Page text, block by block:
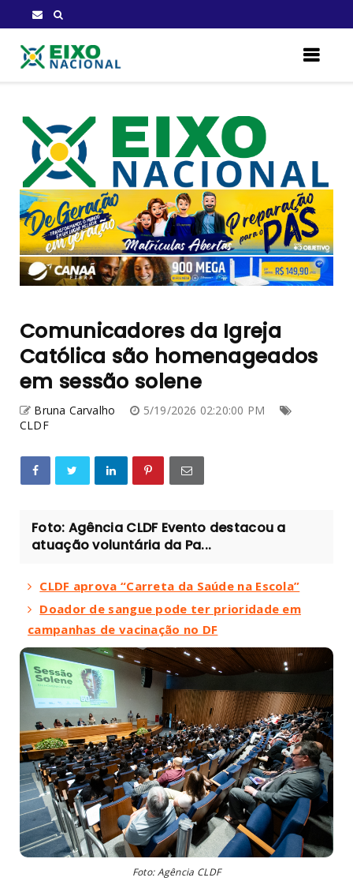
Comunicadores da Igreja
Católica são homenageados
em sessão solene
Bruna Carvalho
5/19/2026 02:20:00 PM
CLDF
Foto: Agência CLDF Evento destacou a
atuação voluntária da Pa...
CLDF aprova “Carreta da Saúde na Escola”
Doador de sangue pode ter prioridade em
campanhas de vacinação no DF
Foto: Agência CLDF